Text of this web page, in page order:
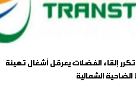
إلقاء الفضلات يعرقل أشغال تهيئة
الشمالية